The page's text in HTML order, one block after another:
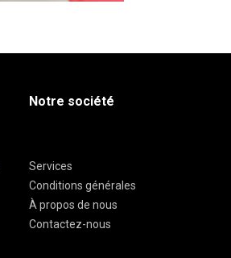
Notre société
Services
Conditions générales
À propos de nous
Contactez-nous